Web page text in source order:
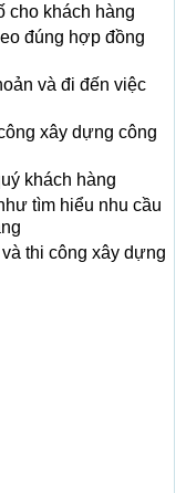
cho khách hàng
đúng hợp đồng
và đi đến việc
xây dựng công
khách hàng
tìm hiểu nhu cầu
thi công xây dựng